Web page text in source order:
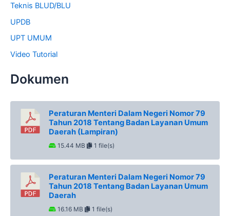
Teknis BLUD/BLU
UPDB
UPT UMUM
Video Tutorial
Dokumen
Peraturan Menteri Dalam Negeri Nomor 79
Tahun 2018 Tentang Badan Layanan Umum
Daerah (Lampiran)
15.44 MB 1 file(s)
Peraturan Menteri Dalam Negeri Nomor 79
Tahun 2018 Tentang Badan Layanan Umum
Daerah
16.16 MB 1 file(s)